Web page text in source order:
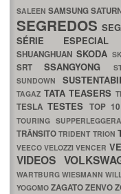
SALEENSAMSUNG
SEGREDOS
SÉRIE ESPECIAL
SHUANGHUAN SKODA
SRTSSANGYONG
SUNDOWN
TAGAZ TATA TEASERS
TESLATESTES TOP
TOURING
TRÂNSITOTRIDENT TRION
VEECOVELOZZIVENCER
VIDEOS
WARTBURG WIESMANN
YOGOMO ZAGATOZENVO